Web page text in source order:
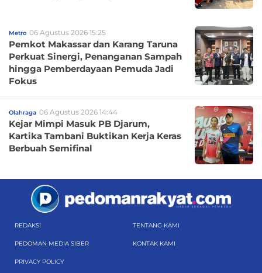
Metro 06 Agustus 2026 15:25
Pemkot Makassar dan Karang Taruna
Perkuat Sinergi, Penanganan Sampah
hingga Pemberdayaan Pemuda Jadi
Fokus
Olahraga 06 Agustus 2026 14:44
Kejar Mimpi Masuk PB Djarum,
Kartika Tambani Buktikan Kerja Keras
Berbuah Semifinal
REDAKSI TENTANG KAMI
PEDOMAN MEDIA SIBER KONTAK KAMI
PRIVACY POLICY